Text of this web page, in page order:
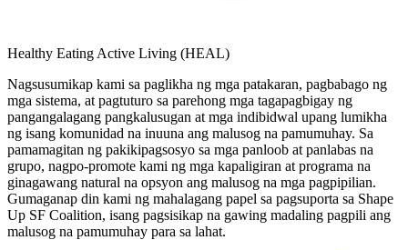
Healthy Eating Active Living (HEAL)
Nagsusumikap kami sa paglikha ng mga patakaran, pagbabago ng
mga sistema, at pagtuturo sa parehong mga tagapagbigay ng
pangangalagang pangkalusugan at mga indibidwal upang lumikha
ng isang komunidad na inuuna ang malusog na pamumuhay. Sa
pamamagitan ng pakikipagsosyo sa mga panloob at panlabas na
grupo, nagpo-promote kami ng mga kapaligiran at programa na
ginagawang natural na opsyon ang malusog na mga pagpipilian.
Gumaganap din kami ng mahalagang papel sa pagsuporta sa Shape
Up SF Coalition, isang pagsisikap na gawing madaling pagpili ang
malusog na pamumuhay para sa lahat.